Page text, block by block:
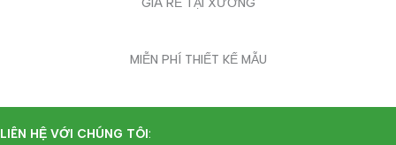
MIỄN PHÍ THIẾT KẾ MẪU
LIÊN HỆ VỚI CHÚNG TÔI: